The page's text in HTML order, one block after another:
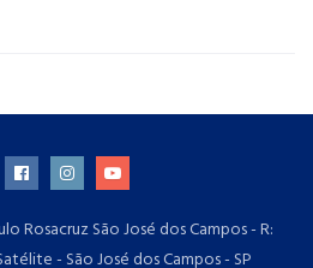
Rosacruz São José dos Campos - R:
- São José dos Campos - SP